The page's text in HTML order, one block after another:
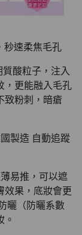
秒速柔焦毛孔
酸粒子，注入
更能融入毛孔
致粉刺，暗瘡
製造 自動追蹤
易推 ，可以遮
果， 底妝會更
曬（防曬系數